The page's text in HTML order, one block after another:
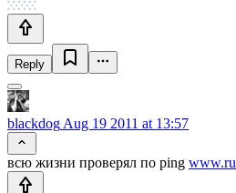
Reply
blackdog Aug 19 2011 at 13:57
всю жизни проверял по ping www.ru